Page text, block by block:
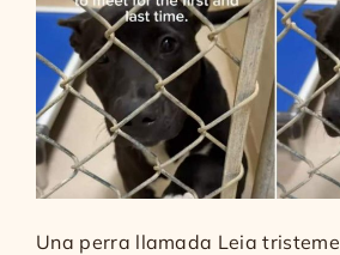
Una perra llamada Leia